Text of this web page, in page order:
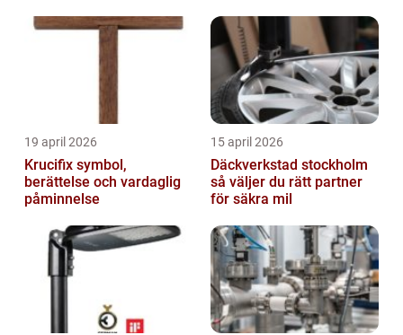
19 april 2026
Krucifix symbol,
berättelse och vardaglig
påminnelse
15 april 2026
Däckverkstad stockholm
så väljer du rätt partner
för säkra mil